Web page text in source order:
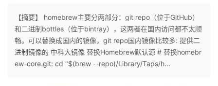
个
【摘要】 homebrew主要分两部分：git repo（位于GitHub）
和二进制bottles（位于bintray），这两者在国内访问都不太顺
畅。可以替换成国内的镜像，git repo国内镜像比较多: 提供二
进制镜像的 中科大镜像 替换Homebrew默认源 # 替换homebr
ew-core.git: cd "$(brew --repo)/Library/Taps/h...